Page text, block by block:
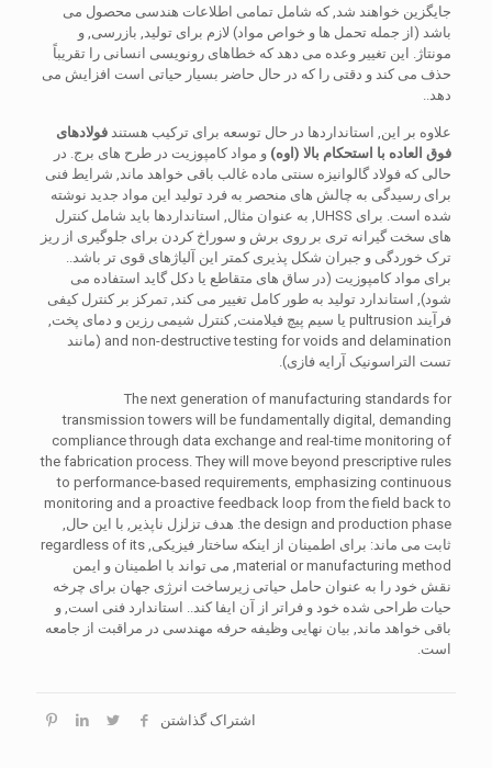
جایگزین خواهند شد, که شامل تمامی اطلاعات هندسی محصول می
باشد (از جمله تحمل ها و خواص مواد) لازم برای تولید, بازرسی, و
مونتاژ. این تغییر وعده می دهد که خطاهای رونویسی انسانی را تقریباً
حذف می کند و دقتی را که در حال حاضر بسیار حیاتی است افزایش می
دهد..
علاوه بر این, استانداردها در حال توسعه برای ترکیب هستند فولادهای
فوق العاده با استحکام بالا (اوه) و مواد کامپوزیت در طرح های برج. در
حالی که فولاد گالوانیزه سنتی ماده غالب باقی خواهد ماند, شرایط فنی
برای رسیدگی به چالش های منحصر به فرد تولید این مواد جدید نوشته
شده است. برای UHSS, به عنوان مثال, استانداردها باید شامل کنترل
های سخت گیرانه تری بر روی برش و سوراخ کردن برای جلوگیری از ریز
ترک خوردگی و جبران شکل پذیری کمتر این آلیاژهای قوی تر باشد..
برای مواد کامپوزیت (در ساق های متقاطع یا دکل گاید استفاده می
شود), استاندارد تولید به طور کامل تغییر می کند, تمرکز بر کنترل کیفی
فرآیند pultrusion یا سیم پیچ فیلامنت, کنترل شیمی رزین و دمای پخت,
and non-destructive testing for voids and delamination (مانند
تست التراسونیک آرایه فازی).
The next generation of manufacturing standards for
transmission towers will be fundamentally digital
demanding
compliance through data exchange and real-time monitoring of
the fabrication process .They will move beyond prescriptive rules
to performance-based requirements emphasizing continuous
monitoring and a proactive feedback loop from the field back to
the design and production phase. هدف تزلزل ناپذیر, با این حال,
ثابت می ماند: برای اطمینان از اینکه ساختار فیزیکی, regardless of its
material or manufacturing method, می تواند با اطمینان و ایمن
نقش خود را به عنوان حامل حیاتی زیرساخت انرژی جهان برای چرخه
حیات طراحی شده خود و فراتر از آن ایفا کند.. استاندارد فنی است, و
باقی خواهد ماند, بیان نهایی وظیفه حرفه مهندسی در مراقبت از جامعه
است.
اشتراک گذاشتن